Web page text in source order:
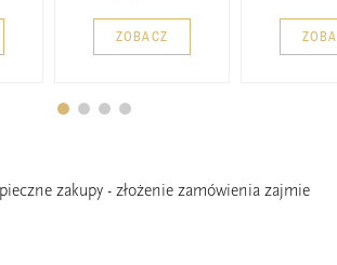
ZOBACZ
zakupy - złożenie zamówienia zajmie